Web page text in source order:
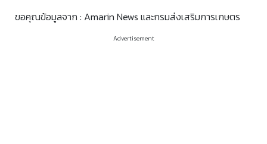
ขอคุณข้อมูลจาก : Amarin News และกรมส่งเสริมการเกษตร
Advertisement